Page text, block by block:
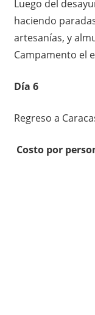
Luego del
haciendo
artesanías, y
Campamento el
Día 6
Regreso a
Costo por